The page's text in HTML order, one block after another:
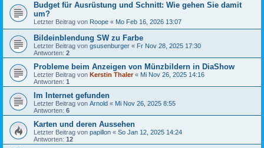
Budget für Ausrüstung und Schnitt: Wie gehen Sie damit
um?
Letzter Beitrag von Roope « Mo Feb 16, 2026 13:07
Bildeinblendung SW zu Farbe
Letzter Beitrag von gsusenburger « Fr Nov 28, 2025 17:30
Antworten: 2
Probleme beim Anzeigen von Münzbildern in DiaShow
Letzter Beitrag von Kerstin Thaler« Mi Nov 26, 2025 14:16
Antworten: 1
Im Internet gefunden
Letzter Beitrag von Arnold « Mi Nov 26, 2025 8:55
Antworten: 6
Karten und deren Aussehen
Letzter Beitrag von papillon « So Jan 12, 2025 14:24
Antworten: 12